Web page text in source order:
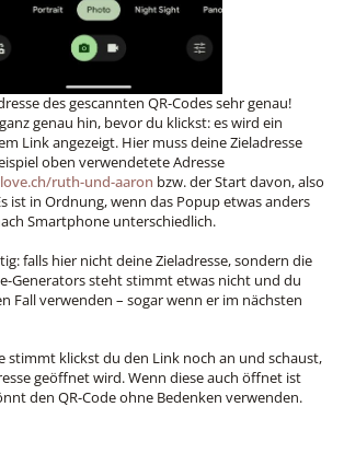
des gescannten QR-Codes sehr genau!
genau hin, bevor du klickst: es wird ein
Link angezeigt. Hier muss deine Zieladresse
oben verwendetete Adresse
ruth-und-aaron bzw. der Start davon, also
ist in Ordnung, wenn das Popup etwas anders
Smartphone unterschiedlich.
falls hier nicht deine Zieladresse, sondern die
Generators steht stimmt etwas nicht und du
Fall verwenden – sogar wenn er im nächsten
stimmt klickst du den Link noch an und schaust,
geöffnet wird. Wenn diese auch öffnet ist
den QR-Code ohne Bedenken verwenden.